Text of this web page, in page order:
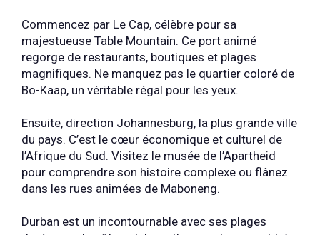
Commencez par Le Cap, célèbre pour sa
majestueuse Table Mountain. Ce port animé
regorge de restaurants, boutiques et plages
magnifiques. Ne manquez pas le quartier coloré de
Bo-Kaap, un véritable régal pour les yeux.
Ensuite, direction Johannesburg, la plus grande ville
du pays. C’est le cœur économique et culturel de
l’Afrique du Sud. Visitez le musée de l’Apartheid
pour comprendre son histoire complexe ou flânez
dans les rues animées de Maboneng.
Durban est un incontournable avec ses plages